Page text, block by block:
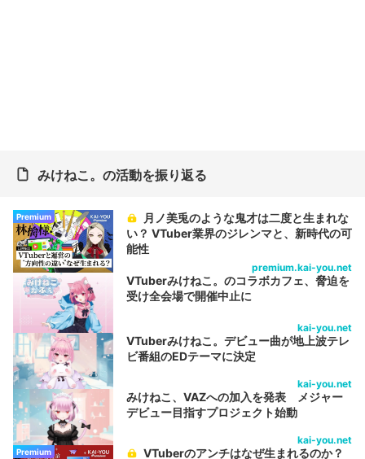
みけねこ。の活動を振り返る
Premium
月ノ美兎のような鬼才は二度と生まれな
い？ VTuber業界のジレンマと、新時代の可
能性
premium.kai-you.net
VTuberみけねこ。のコラボカフェ、脅迫を
受け全会場で開催中止に
kai-you.net
VTuberみけねこ。デビュー曲が地上波テレ
ビ番組のEDテーマに決定
kai-you.net
みけねこ、VAZへの加入を発表 メジャー
デビュー目指すプロジェクト始動
kai-you.net
Premium
VTuberのアンチはなぜ生まれるのか？